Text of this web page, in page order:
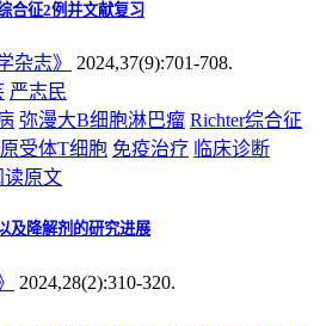
合征2例并文献复习
杂志》
2024,37(9):701-708.
严志民
弥漫大B细胞淋巴瘤 Richter综合征
受体T细胞 免疫治疗 临床诊断
读原文
及降解剂的研究进展
2024,28(2):310-320.